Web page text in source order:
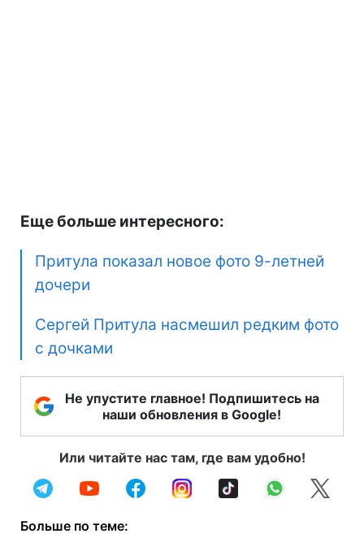
Еще больше интересного:
Притула показал новое фото 9-летней
дочери
Сергей Притула насмешил редким фото
с дочками
Не упустите главное! Подпишитесь на
наши обновления в Google!
Или читайте нас там, где вам удобно!
Больше по теме: